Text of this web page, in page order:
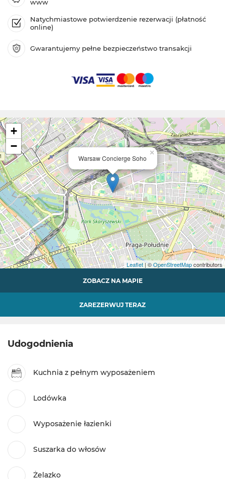
www
Natychmiastowe potwierdzenie rezerwacji (płatność
online)
Gwarantujemy pełne bezpieczeństwo transakcji
Warsaw Concierge Soho
×
+
−
Leaflet | ©OpenStreetMapcontributors
ZOBACZ NA MAPIE
ZAREZERWUJ TERAZ
Udogodnienia
Kuchnia z pełnym wyposażeniem
Lodówka
Wyposażenie łazienki
Suszarka do włosów
Żelazko